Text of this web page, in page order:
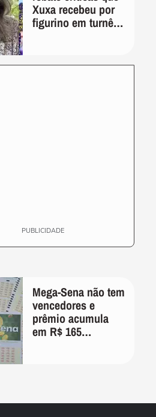
Xuxa recebeu por
figurino em turnê:
PUBLICIDADE
Mega-Sena não tem
vencedores e
prêmio acumula
em R$ 165